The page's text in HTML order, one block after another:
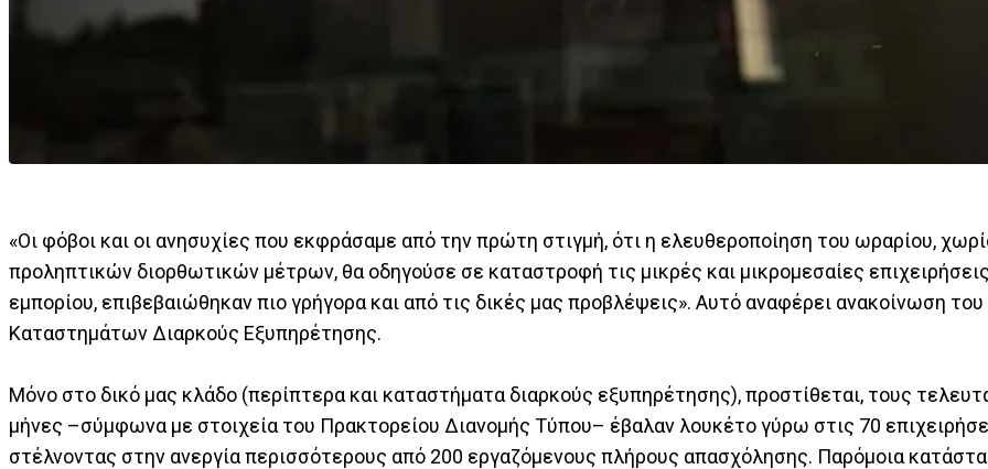
«Οι φόβοι και οι ανησυχίες που εκφράσαμε από την πρώτη στιγμή, ότι η ελευθεροποίηση του ωραρίου,
προληπτικών διορθωτικών μέτρων, θα οδηγούσε σε καταστροφή τις μικρές και μικρομεσαίες
εμπορίου, επιβεβαιώθηκαν πιο γρήγορα και από τις δικές μας προβλέψεις». Αυτό αναφέρει ανακοίνωση
Καταστημάτων Διαρκούς Εξυπηρέτησης.
Μόνο στο δικό μας κλάδο (περίπτερα και καταστήματα διαρκούς εξυπηρέτησης), προστίθεται, τους
μήνες –σύμφωνα με στοιχεία του Πρακτορείου Διανομής Τύπου– έβαλαν λουκέτο γύρω στις 70
στέλνοντας στην ανεργία περισσότερους από 200 εργαζόμενους πλήρους απασχόλησης. Παρόμοια